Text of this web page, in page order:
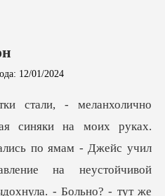
0
12/01/2024
уках.
по ямам - Джейс учил
на н